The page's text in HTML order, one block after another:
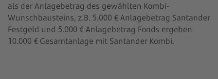
als der Anlagebetrag des gewählten Kombi-
Wunschbausteins, z.B. 5.000 € Anlagebetrag Santander
Festgeld und 5.000 € Anlagebetrag Fonds ergeben
10.000 € Gesamtanlage mit Santander Kombi.
Lassen Sie sich beraten!
Vereinbaren Sie einfach ein Beratungsgespräch in